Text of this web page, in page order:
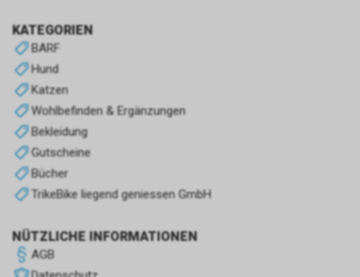
KATEGORIEN
BARF
Hund
Katzen
Wohlbefinden & Ergänzungen
Bekleidung
Gutscheine
Bücher
TrikeBike liegend geniessen GmbH
NÜTZLICHE INFORMATIONEN
AGB